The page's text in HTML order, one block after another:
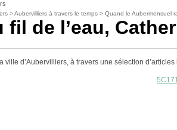
>Aubervilliers à travers le temps >Quand le Aubermensuel
fil de l’eau,
ville d’Aubervilliers, à travers une sélection